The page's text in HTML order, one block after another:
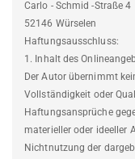
Carlo - Schmid -Straße 4
52146 Würselen
Haftungsausschluss:
1. Inhalt des
Der Autor übernimmt
Vollständigkeit oder
Haftungsansprüche
materieller oder ideeller
Nichtnutzung der